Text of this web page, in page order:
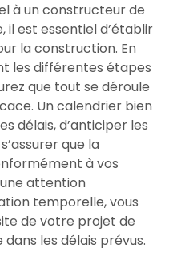
à un constructeur de
est essentiel d’établir
la construction. En
les différentes étapes
que tout se déroule
Un calendrier bien
délais, d’anticiper les
que la
à vos
attention
temporelle, vous
de votre projet de
les délais prévus.